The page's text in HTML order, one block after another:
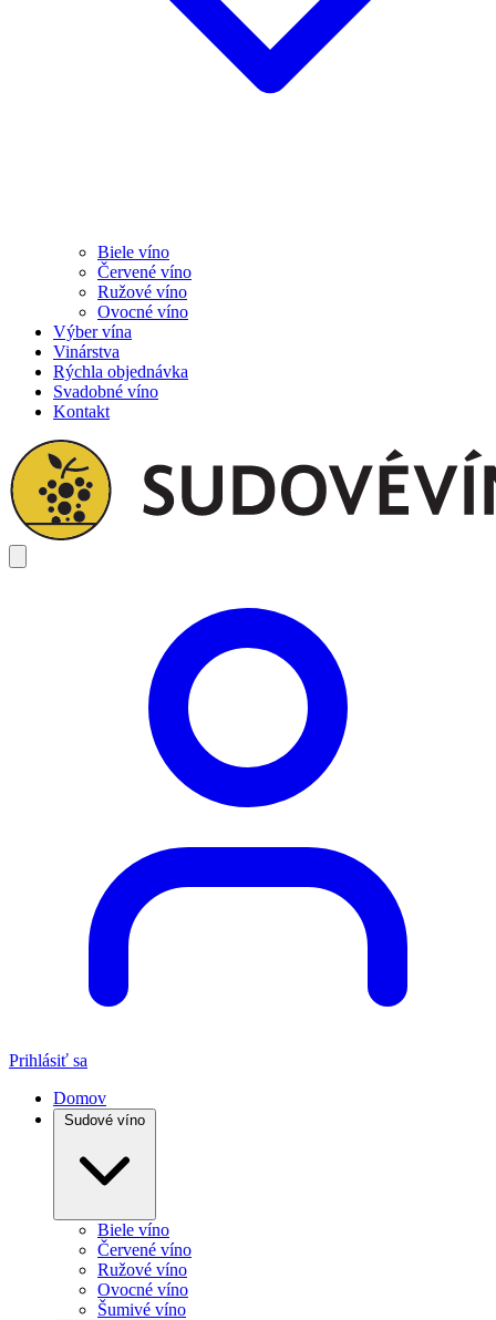
Biele víno
Červené víno
Ružové víno
Ovocné víno
Výber vína
Vinárstva
Rýchla objednávka
Svadobné víno
Kontakt
Prihlásiť sa
Domov
Sudové víno
Biele víno
Červené víno
Ružové víno
Ovocné víno
Šumivé víno